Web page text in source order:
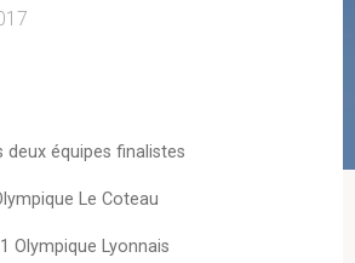
deux équipes finalistes
Le Coteau
Olympique Lyonnais